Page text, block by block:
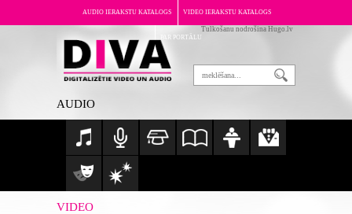
AUDIO IERAKSTU KATALOGS VIDEO IERAKSTU KATALOGS
PAR PORTĀLU
Tulkošanu nodrošina Hugo.lv
AUDIO
VIDEO